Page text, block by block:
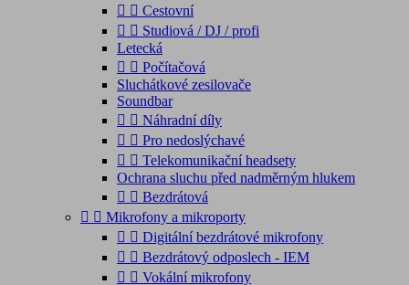
  Cestovní
  Studiová / DJ / profi
Letecká
  Počítačová
Sluchátkové zesilovače
Soundbar
  Náhradní díly
  Pro nedoslýchavé
  Telekomunikační headsety
Ochrana sluchu před nadměrným hlukem
  Bezdrátová
  Mikrofony a mikroporty
  Digitální bezdrátové mikrofony
  Bezdrátový odposlech - IEM
  Vokální mikrofony